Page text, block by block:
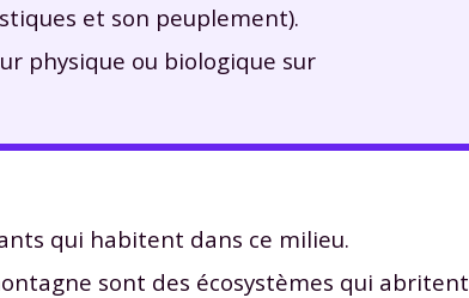
et son peuplement).
physique ou biologique sur
qui habitent dans ce milieu.
sont des écosystèmes qui abritent